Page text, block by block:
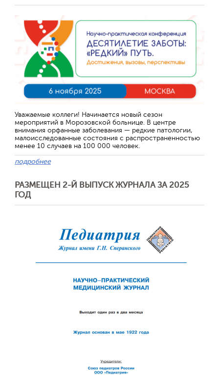
Уважаемые коллеги! Начинается новый сезон
мероприятий в Морозовской больнице. В центре
внимания орфанные заболевания — редкие патологии,
малоисследованные состояния с распространенностью
менее 10 случаев на 100 000 человек.
подробнее
РАЗМЕЩЕН 2-Й ВЫПУСК ЖУРНАЛА ЗА 2025
ГОД